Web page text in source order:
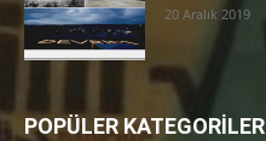
20 Aralık 2019
POPÜLER KATEGORİLER